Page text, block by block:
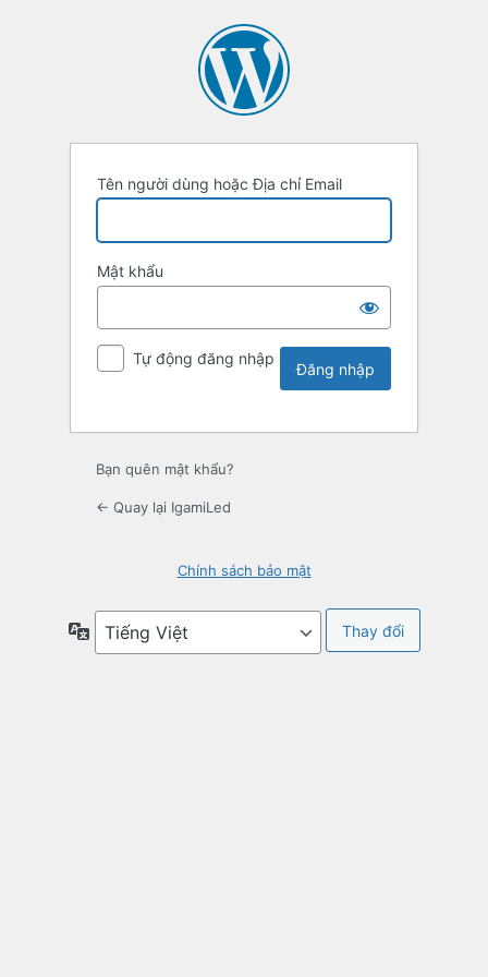
Tên người dùng hoặc Địa chỉ Email
Mật khẩu
Tự động đăng nhập
Bạn quên mật khẩu?
← Quay lại IgamiLed
Chính sách bảo mật
Ngôn
ngữ